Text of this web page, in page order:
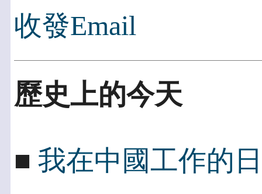
收發Email
歷史上的今天
■ 我在中國工作的